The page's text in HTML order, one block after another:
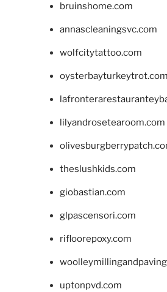
bruinshome.com
annascleaningsvc.com
wolfcitytattoo.com
oysterbayturkeytrot.com
lilyandrosetearoom.com
theslushkids.com
giobastian.com
glpascensori.com
rifloorepoxy.com
uptonpvd.com